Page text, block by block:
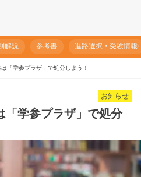
解説 参考書 進路選択・受験情報
「学参プラザ」で処分しよう！
お知らせ
「学参プラザ」で処分